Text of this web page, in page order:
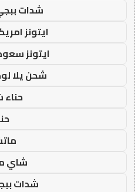
شدات
ايتونز
ايتونز
شحن يلا
شاي
شدات